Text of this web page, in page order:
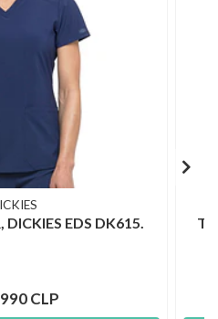
DICKIES EDS DK615.
CLP